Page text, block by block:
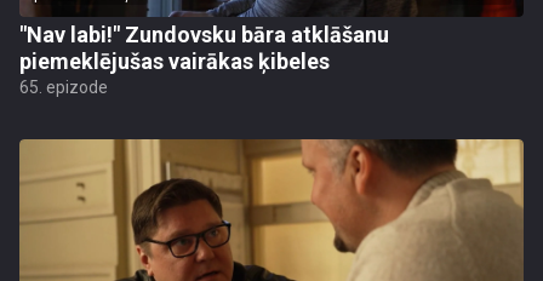
"Nav labi!" Zundovsku bāra atklāšanu
piemeklējušas vairākas ķibeles
65. epizode